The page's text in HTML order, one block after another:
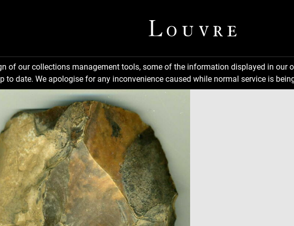
of our collections management tools, some of the information displayed in
to date. We apologise for any inconvenience caused while normal service is